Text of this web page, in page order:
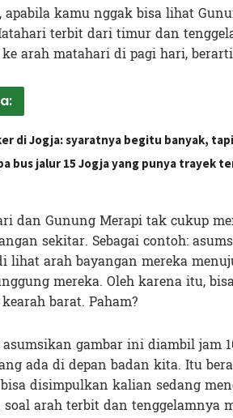
apabila kamu nggak bisa lihat
terbit dari timur dan
arah matahari di pagi hari,
di Jogja: syaratnya begitu banyak,
bus jalur 15 Jogja yang punya trayek
dan Gunung Merapi tak cukup
sekitar. Sebagai contoh:
lihat arah bayangan mereka
mereka. Oleh karena itu,
barat. Paham?
gambar ini diambil jam
ada di depan badan kita. Itu
disimpulkan kalian sedang
arah terbit dan tenggelamnya